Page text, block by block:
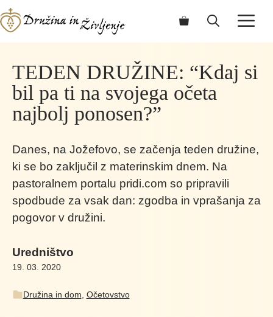
Skip
to
TEDEN DRUŽINE: “Kdaj si
bil pa ti na svojega očeta
najbolj ponosen?”
Danes, na Jožefovo, se začenja teden družine,
ki se bo zaključil z materinskim dnem. Na
pastoralnem portalu pridi.com so pripravili
spodbude za vsak dan: zgodba in vprašanja za
pogovor v družini.
Uredništvo
19. 03. 2020
Družina in dom Očetovstvo